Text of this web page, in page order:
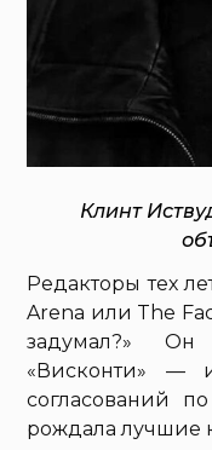
Клинт
Редакторы тех
Arena или The
задумал?»
«Висконти» —
согласований
рождала лучшие